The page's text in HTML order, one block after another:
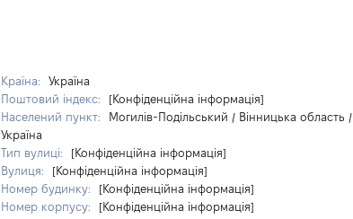
Країна:
Україна
Поштовий індекс:
[Конфіденційна інформація]
Населений пункт:
Могилів-Подільський / Вінницька область /
Україна
Тип вулиці:
[Конфіденційна інформація]
Вулиця:
[Конфіденційна інформація]
Номер будинку:
[Конфіденційна інформація]
Номер корпусу:
[Конфіденційна інформація]